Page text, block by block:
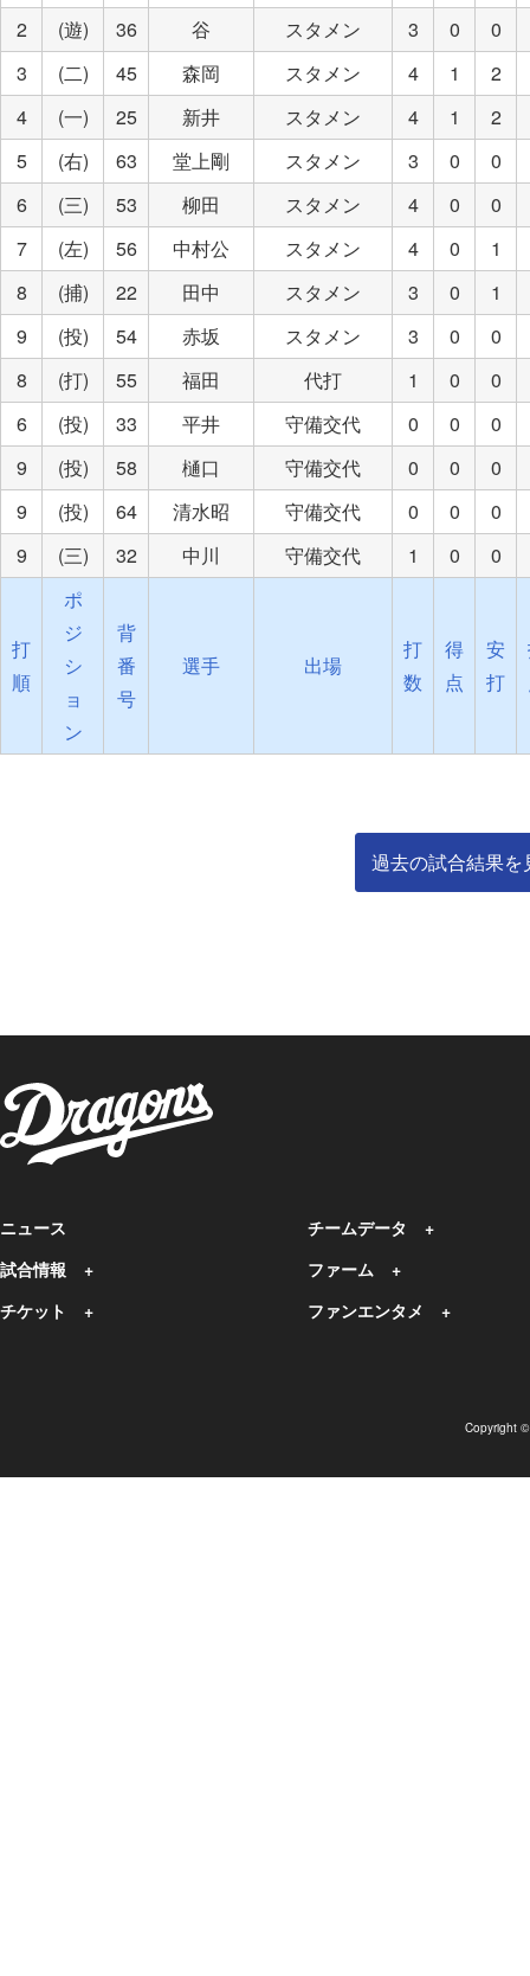
2
(遊) 36 谷 スタメン 3 0
0
3
(二) 45 森岡 スタメン 4 1
2
4
(一) 25 新井 スタメン 4 1
2
5
(右) 63 堂上剛 スタメン 3 0
0
6
(三) 53 柳田 スタメン 4 0
0
7
(左) 56 中村公 スタメン 4 0
1
8
(捕) 22 田中 スタメン 3 0
1
9
(投) 54 赤坂 スタメン 3 0
0
8
(打) 55 福田 代打 1 0
0
6
(投) 33 平井 守備交代 0 0
0
9
(投) 58 樋口 守備交代 0 0
0
9
(投) 64 清水昭 守備交代 0 0
0
9
(三) 32 中川 守備交代 1 0 0
打
順
ポ
ジ
シ
ョ
ン
背
番
号
選手 出場
打
数
得
点
安
打
過去の試合結果
ニュース
試合情報
チケット
チームデータ
ファーム
ファンエンタメ
Copyright